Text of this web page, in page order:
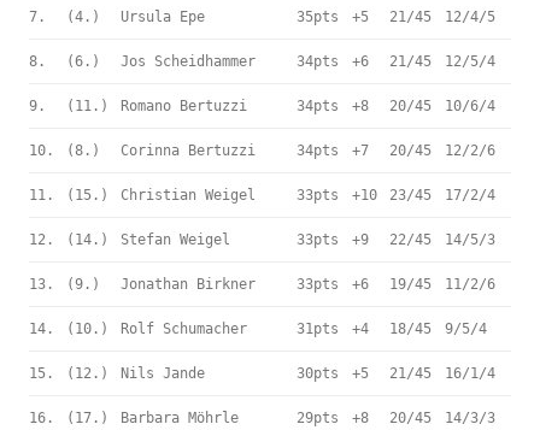
7. (4.) Ursula Epe 35pts +5 21/45 12/4/5
8. (6.) Jos Scheidhammer 34pts +6 21/45 12/5/4
9. (11.) Romano Bertuzzi 34pts +8 20/45 10/6/4
10. (8.) Corinna Bertuzzi 34pts +7 20/45 12/2/6
11. (15.) Christian Weigel 33pts +10 23/45 17/2/4
12. (14.) Stefan Weigel 33pts +9 22/45 14/5/3
13. (9.) Jonathan Birkner 33pts +6 19/45 11/2/6
14. (10.) Rolf Schumacher 31pts +4 18/45 9/5/4
15. (12.) Nils Jande 30pts +5 21/45 16/1/4
16. (17.) Barbara Möhrle 29pts +8 20/45 14/3/3